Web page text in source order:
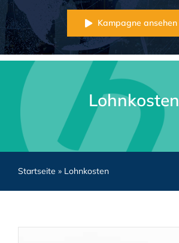
Kontakt Kampagne ansehen
Lohnkosten
Startseite » Lohnkosten